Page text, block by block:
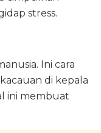
stress.
Ini cara
di kepala
ini membuat